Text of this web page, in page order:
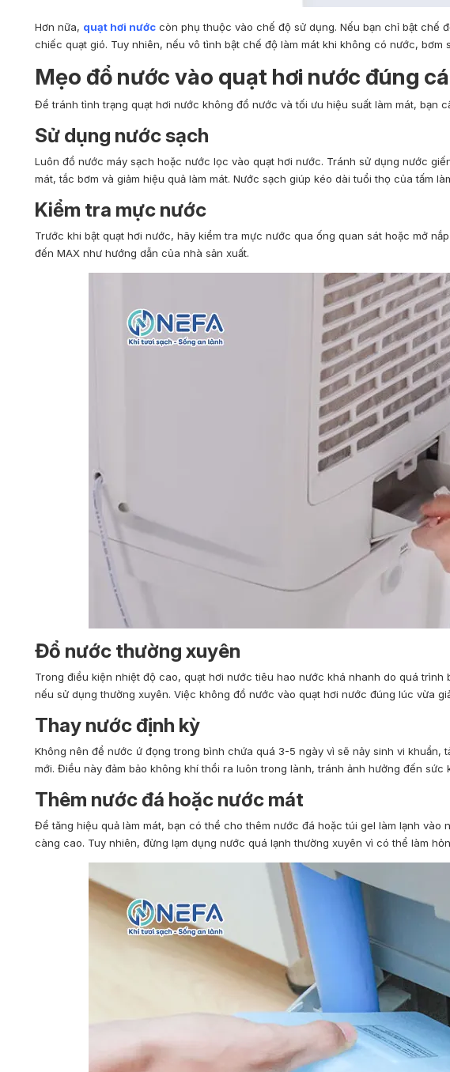
Hơn nữa, quạt hơi nước còn phụ thuộc vào chế độ sử dụng. Nếu bạn chỉ bật chế
chiếc quạt gió. Tuy nhiên, nếu vô tình bật chế độ làm mát khi không có nước, bơm
Mẹo đổ nước vào quạt hơi nước đúng
Để tránh tình trạng quạt hơi nước không đổ nước và tối ưu hiệu suất làm mát, bạn
Sử dụng nước sạch
Luôn đổ nước máy sạch hoặc nước lọc vào quạt hơi nước. Tránh sử dụng nước
mát, tắc bơm và giảm hiệu quả làm mát. Nước sạch giúp kéo dài tuổi thọ của tấm
Kiểm tra mực nước
Trước khi bật quạt hơi nước, hãy kiểm tra mực nước qua ống quan sát hoặc mở
đến MAX như hướng dẫn của nhà sản xuất.
Đổ nước thường xuyên
Trong điều kiện nhiệt độ cao, quạt hơi nước tiêu hao nước khá nhanh do quá
nếu sử dụng thường xuyên. Việc không đổ nước vào quạt hơi nước đúng lúc vừa
Thay nước định kỳ
Không nên để nước ứ đọng trong bình chứa quá 3-5 ngày vì sẽ nảy sinh vi khuẩn,
mới. Điều này đảm bảo không khí thổi ra luôn trong lành, tránh ảnh hưởng đến sức
Thêm nước đá hoặc nước mát
Để tăng hiệu quả làm mát, bạn có thể cho thêm nước đá hoặc túi gel làm lạnh
càng cao. Tuy nhiên, đừng lạm dụng nước quá lạnh thường xuyên vì có thể làm